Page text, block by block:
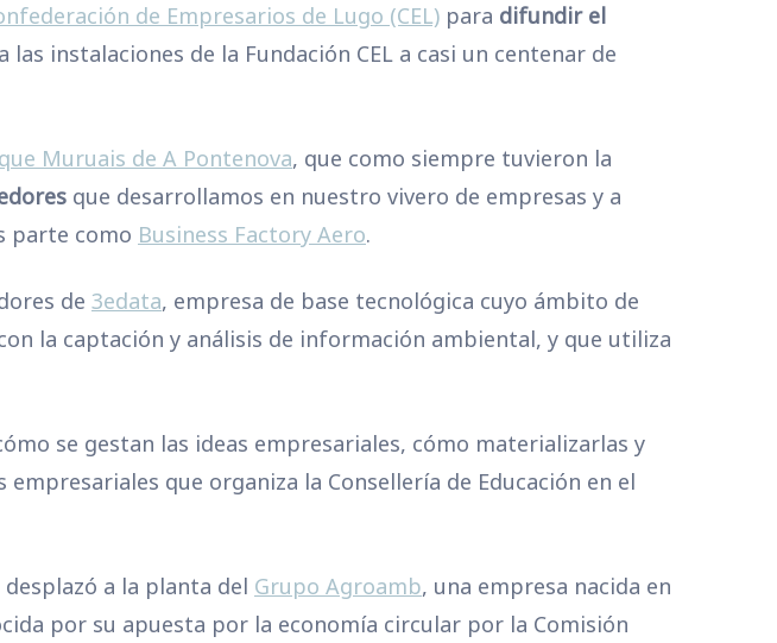
de Empresarios de Lugo (CEL) para difundir el
instalaciones de la Fundación CEL a casi un centenar de
Muruais de A Pontenova, que como siempre tuvieron la
que desarrollamos en nuestro vivero de empresas y a
parte como Business Factory Aero.
de 3edata, empresa de base tecnológica cuyo ámbito de
la captación y análisis de información ambiental, y que utiliza
se gestan las ideas empresariales, cómo materializarlas y
que organiza la Consellería de Educación en el
a la planta del Grupo Agroamb, una empresa nacida en
por su apuesta por la economía circular por la Comisión